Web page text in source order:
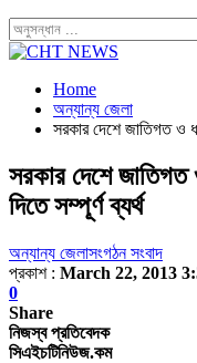
Home
অন্যান্য জেলা
সরকার দেশে জাতিগত ও
সরকার দেশে জাতিগত
দিতে সম্পূর্ণ ব্যর্থ
অন্যান্য জেলাসংগঠন সংবাদ
প্রকাশ : March 22, 2013
0
Share
নিজস্ব প্রতিবেদক
সিএইচটিনিউজ.কম